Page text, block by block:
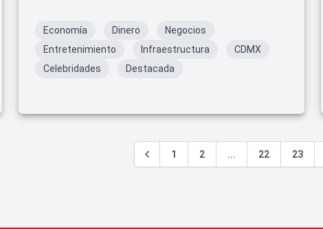
Economía Dinero
Negocios
Entretenimiento
Infraestructura
CDMX
Celebridades
Destacada
1 2 ... 22 23